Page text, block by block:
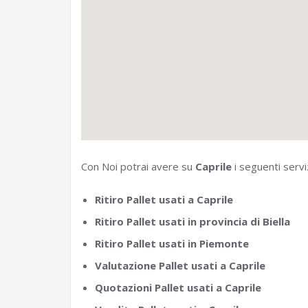
Con Noi potrai avere su Caprile i seguenti
Ritiro Pallet usati a Caprile
Ritiro Pallet usati in provincia di Biella
Ritiro Pallet usati in Piemonte
Valutazione Pallet usati a Caprile
Quotazioni Pallet usati a Caprile